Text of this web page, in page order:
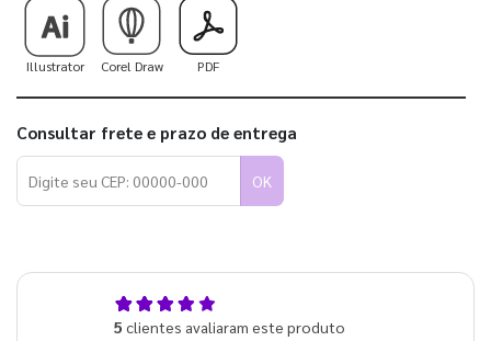
Illustrator Corel Draw PDF
Consultar frete e prazo de entrega
OK
5 clientes avaliaram este produto